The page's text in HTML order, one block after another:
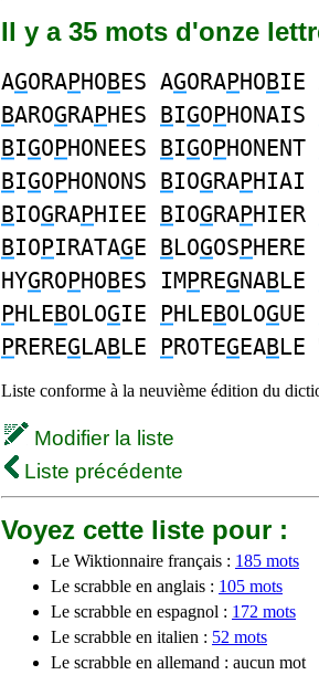
Il y a 35 mots d'onze
AGORAPHOBES AGORAPHOBIE
BAROGRAPHES BIGOPHONAIS
BIGOPHONEES BIGOPHONENT
BIGOPHONONS BIOGRAPHIAI
BIOGRAPHIEE BIOGRAPHIER
BIOPIRATAGE BLOGOSPHERE
HYGROPHOBES IMPREGNABLE
PHLEBOLOGIE PHLEBOLOGUE
PREREGLABLE PROTEGEABLE
Liste conforme à la neuvième édition du
Modifier la liste
Liste précédente
Voyez cette liste pour :
Le Wiktionnaire français : 185 mots
Le scrabble en anglais : 105 mots
Le scrabble en espagnol : 172 mots
Le scrabble en italien : 52 mots
Le scrabble en allemand : aucun mot